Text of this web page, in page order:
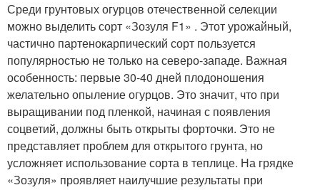
Среди грунтовых огурцов отечественной селекции
можно выделить сорт «Зозуля F1» . Этот урожайный,
частично партенокарпический сорт пользуется
популярностью не только на северо-западе. Важная
особенность: первые 30-40 дней плодоношения
желательно опыление огурцов. Это значит, что при
выращивании под пленкой, начиная с появления
соцветий, должны быть открыты форточки. Это не
представляет проблем для открытого грунта, но
усложняет использование сорта в теплице. На грядке
«Зозуля» проявляет наилучшие результаты при